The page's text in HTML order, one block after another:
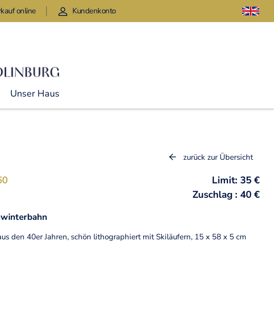
online Kundenkonto
Unser Haus
zurück zur Übersicht
Limit: 35 €
Zuschlag : 40 €
den 40er Jahren, schön lithographiert mit Skiläufern, 15 x 58 x 5 cm